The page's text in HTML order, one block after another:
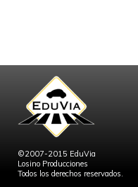
©2007-2015 EduVia
Losino Producciones
Todos los derechos reservados.